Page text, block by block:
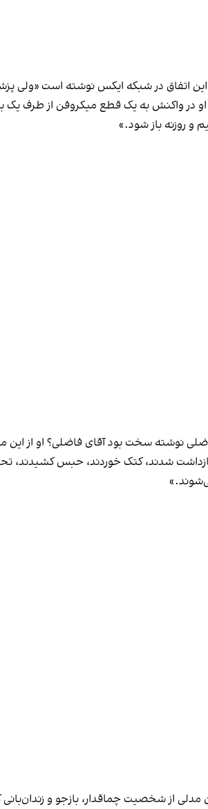
اتفاق در شبکه ایکس نوشته است «ولی
در واکنش به یک قطع میکروفن از طرف یک
و روزنه باز شود.»
نوشته سخت بود آقای فاضلی؟ او از
شدند، کتک خوردند، حبس کشیدند،
مدلی از شخصیت چماقدار، بازجو و